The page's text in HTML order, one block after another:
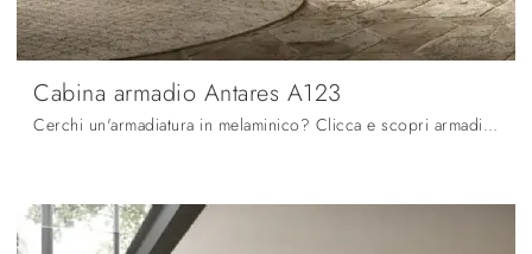
Cabina armadio Antares A123
Cerchi un'armadiatura in melaminico? Clicca e scopri armadi cabine armadio con ante scorrevoli di Moretti Compact Giorno Notte.